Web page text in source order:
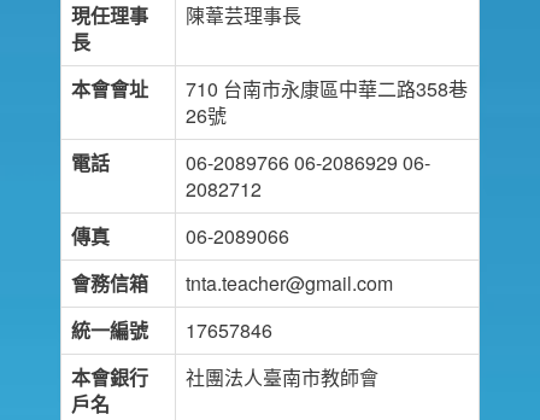
現任理事
長
陳葦芸理事長
本會會址
710 台南市永康區中華二路358巷
26號
電話
06-2089766 06-2086929 06-
2082712
傳真
06-2089066
會務信箱
tnta.teacher@gmail.com
統一編號
17657846
本會銀行
戶名
社團法人臺南市教師會